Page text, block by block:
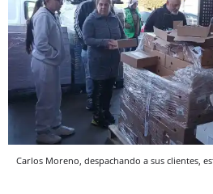
Carlos Moreno, despachando a sus clientes,